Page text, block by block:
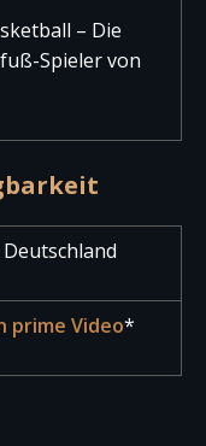
– Die
Spieler von
prime Video*